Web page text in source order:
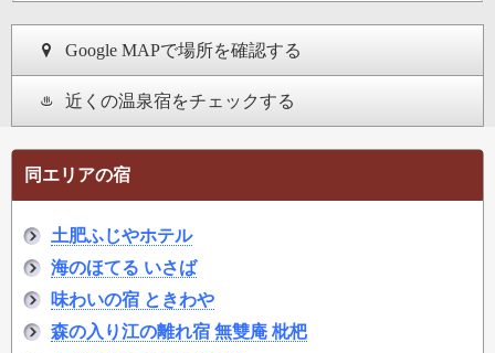
Google MAPで場所を確認する
近くの温泉宿をチェックする
同エリアの宿
土肥ふじやホテル
海のほてる いさば
味わいの宿 ときわや
森の入り江の離れ宿 無雙庵 枇杷